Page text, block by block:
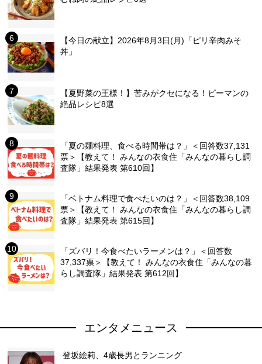
【今日の献立】2026年8月3日(月)「ピリ辛肉みそ
丼」
【夏野菜の王様！】苦みがクセになる！ピーマンの
絶品レシピ8選
「夏の麺料理、食べる時間帯は？」＜回答数37,131
票＞【教えて！ みんなの衣食住「みんなの暮らし調
査隊」結果発表 第610回】
「ベトナム料理で食べたいのは？」＜回答数38,109
票＞【教えて！ みんなの衣食住「みんなの暮らし調
査隊」結果発表 第615回】
「ズバリ！今食べたいラーメンは？」＜回答数
37,337票＞【教えて！ みんなの衣食住「みんなの暮
らし調査隊」結果発表 第612回】
エンタメニュース
登坂絵莉、4歳長男とランニング